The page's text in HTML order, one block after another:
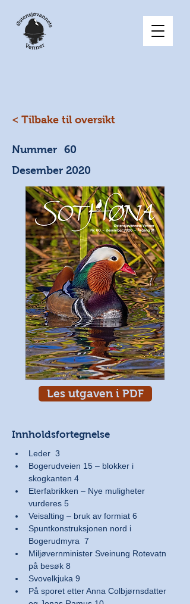
< Tilbake til oversikt
Nummer 60
Desember 2020
Les utgaven i PDF
Innholdsfortegnelse
Leder  3
Bogerudveien 15 – blokker i
skogkanten 4
Eterfabrikken – Nye muligheter
vurderes 5
Veisalting – bruk av formiat 6
Spuntkonstruksjonen nord i
Bogerudmyra  7
Miljøvernminister Sveinung Rotevatn
på besøk 8
Svovelkjuka 9
På sporet etter Anna Colbjørnsdatter